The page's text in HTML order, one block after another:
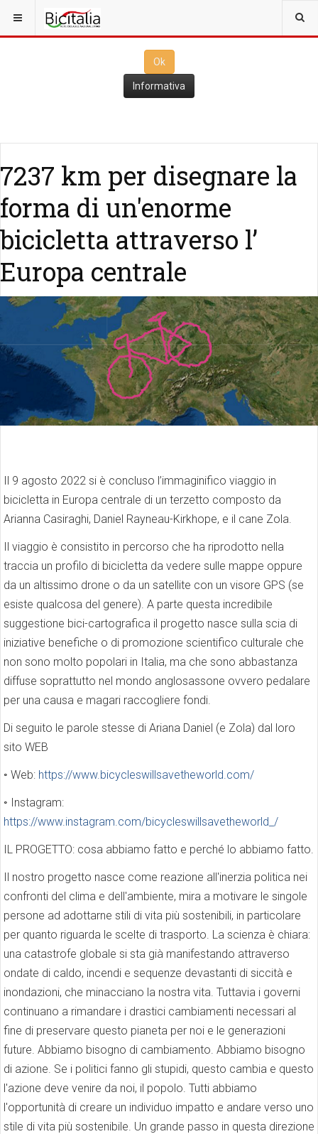
Questo sito utilizza i
Ok
Ok
Informativa
7237 km per disegnare la
forma di un'enorme
bicicletta attraverso l’
Europa centrale
Il 9 agosto 2022 si è concluso l’immaginifico viaggio in
bicicletta in Europa centrale di un terzetto composto da
Arianna Casiraghi, Daniel Rayneau-Kirkhope, e il cane Zola.
Il viaggio è consistito in percorso che ha riprodotto nella
traccia un profilo di bicicletta da vedere sulle mappe oppure
da un altissimo drone o da un satellite con un visore GPS (se
esiste qualcosa del genere). A parte questa incredibile
suggestione bici-cartografica il progetto nasce sulla scia di
iniziative benefiche o di promozione scientifico culturale che
non sono molto popolari in Italia, ma che sono abbastanza
diffuse soprattutto nel mondo anglosassone ovvero pedalare
per una causa e magari raccogliere fondi.
Di seguito le parole stesse di Ariana Daniel (e Zola) dal loro
sito WEB
◦ Web: https://www.bicycleswillsavetheworld.com/
◦ Instagram:
https://www.instagram.com/bicycleswillsavetheworld_/
IL PROGETTO: cosa abbiamo fatto e perché lo abbiamo fatto.
Il nostro progetto nasce come reazione all'inerzia politica nei
confronti del clima e dell'ambiente, mira a motivare le singole
persone ad adottarne stili di vita più sostenibili, in particolare
per quanto riguarda le scelte di trasporto. La scienza è chiara:
una catastrofe globale si sta già manifestando attraverso
ondate di caldo, incendi e sequenze devastanti di siccità e
inondazioni, che minacciano la nostra vita. Tuttavia i governi
continuano a rimandare i drastici cambiamenti necessari al
fine di preservare questo pianeta per noi e le generazioni
future. Abbiamo bisogno di cambiamento. Abbiamo bisogno
di azione. Se i politici fanno gli stupidi, questo cambia e questo
l'azione deve venire da noi, il popolo. Tutti abbiamo
l'opportunità di creare un individuo impatto e andare verso uno
stile di vita più sostenibile. Un grande passo in questa direzione